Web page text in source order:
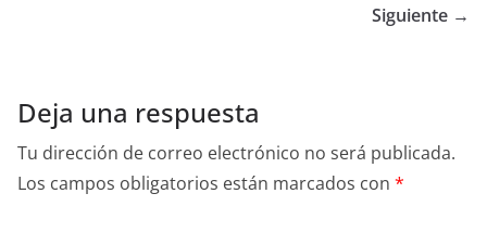
Siguiente →
Deja una respuesta
Tu dirección de correo electrónico no será publicada.
Los campos obligatorios están marcados con *